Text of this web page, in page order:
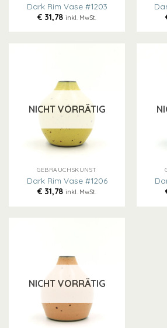
Dark Rim Vase #1203
€ 31,78 inkl. MwSt.
NICHT VORRÄTIG
GEBRAUCHSKUNST
Dark Rim Vase #1206
€ 31,78 inkl. MwSt.
NICHT VORRÄTIG